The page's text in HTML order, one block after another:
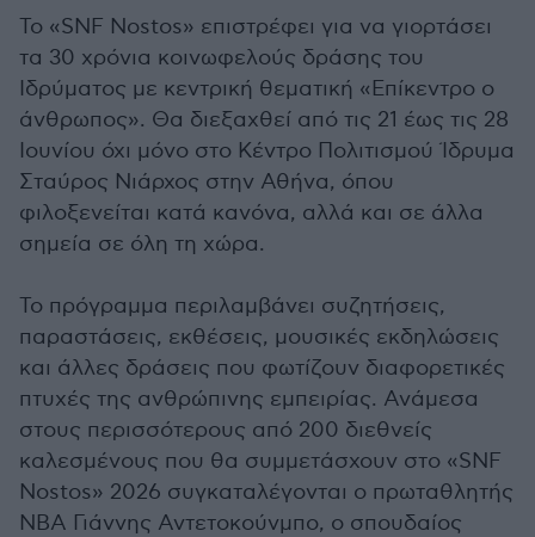
Το «SNF Nostos» επιστρέφει για να γιορτάσει
τα 30 χρόνια κοινωφελούς δράσης του
Ιδρύματος με κεντρική θεματική «Επίκεντρο ο
άνθρωπος». Θα διεξαχθεί από τις 21 έως τις 28
Ιουνίου όχι μόνο στο Κέντρο Πολιτισμού Ίδρυμα
Σταύρος Νιάρχος στην Αθήνα, όπου
φιλοξενείται κατά κανόνα, αλλά και σε άλλα
σημεία σε όλη τη χώρα.
Το πρόγραμμα περιλαμβάνει συζητήσεις,
παραστάσεις, εκθέσεις, μουσικές εκδηλώσεις
και άλλες δράσεις που φωτίζουν διαφορετικές
πτυχές της ανθρώπινης εμπειρίας. Ανάμεσα
στους περισσότερους από 200 διεθνείς
καλεσμένους που θα συμμετάσχουν στο «SNF
Nostos» 2026 συγκαταλέγονται ο πρωταθλητής
NBA Γιάννης Αντετοκούνμπο, ο σπουδαίος